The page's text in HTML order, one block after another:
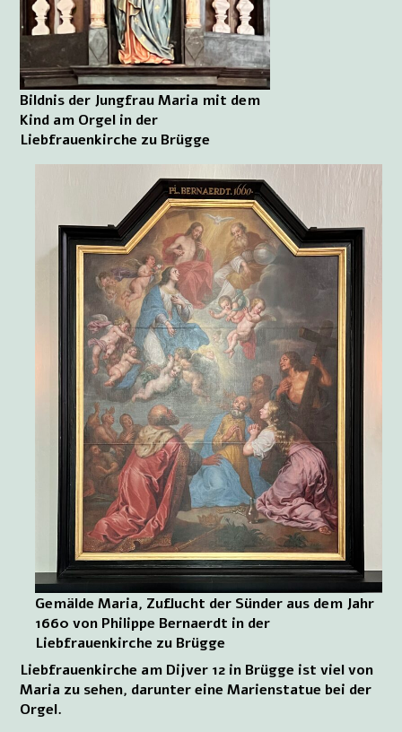
Bildnis der Jungfrau Maria mit dem
Kind am Orgel in der
Liebfrauenkirche zu Brügge
Gemälde Maria, Zuflucht der Sünder aus dem Jahr
1660 von Philippe Bernaerdt in der
Liebfrauenkirche zu Brügge
Liebfrauenkirche am Dijver 12 in Brügge ist viel von
Maria zu sehen, darunter eine Marienstatue bei der
Orgel.